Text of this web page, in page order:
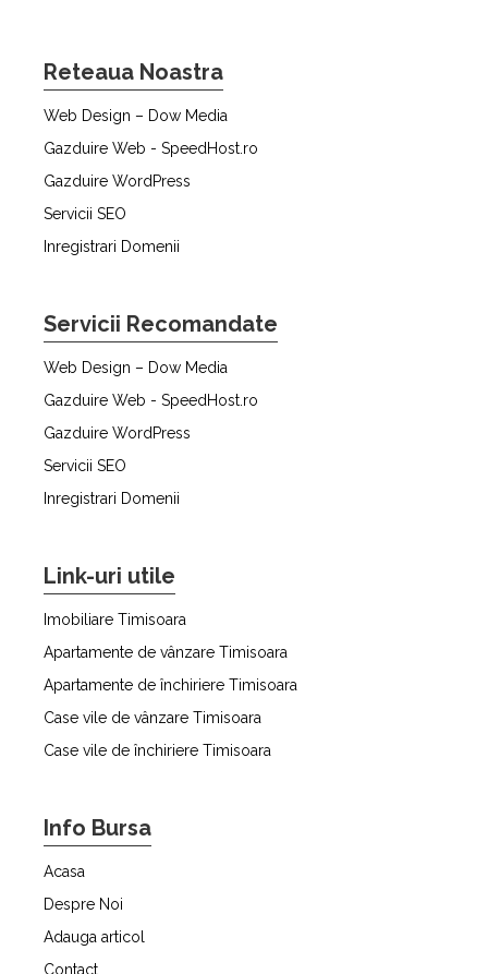
Reteaua Noastra
Web Design – Dow Media
Gazduire Web - SpeedHost.ro
Gazduire WordPress
Servicii SEO
Inregistrari Domenii
Servicii Recomandate
Web Design – Dow Media
Gazduire Web - SpeedHost.ro
Gazduire WordPress
Servicii SEO
Inregistrari Domenii
Link-uri utile
Imobiliare Timisoara
Apartamente de vânzare Timisoara
Apartamente de închiriere Timisoara
Case vile de vânzare Timisoara
Case vile de închiriere Timisoara
Info Bursa
Acasa
Despre Noi
Adauga articol
Contact